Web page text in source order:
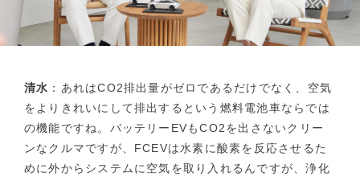
清水 ：あれはCO2排出量がゼロであるだけでなく、空気
をよりきれいにして排出するという燃料電池車ならでは
の機能ですね。バッテリーEVもCO2を出さないクリー
ンなクルマですが、FCEVは水素に酸素を反応させるた
めに外からシステムに空気を取り入れるんですが、浄化